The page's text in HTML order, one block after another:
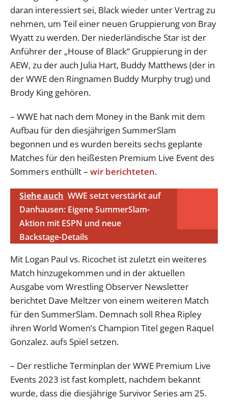
daran interessiert sei, Black wieder unter Vertrag zu
nehmen, um Teil einer neuen Gruppierung von Bray
Wyatt zu werden. Der niederländische Star ist der
Anführer der „House of Black“ Gruppierung in der
AEW, zu der auch Julia Hart, Buddy Matthews (der in
der WWE den Ringnamen Buddy Murphy trug) und
Brody King gehören.
– WWE hat nach dem Money in the Bank mit dem
Aufbau für den diesjährigen SummerSlam
begonnen und es wurden bereits sechs geplante
Matches für den heißesten Premium Live Event des
Sommers enthüllt – wir berichteten.
Siehe auch WWE setzt verstärkt auf
Danhausen: Eigene SummerSlam-
Aktion mit ESPN und neue
Backstage-Details
Mit Logan Paul vs. Ricochet ist zuletzt ein weiteres
Match hinzugekommen und in der aktuellen
Ausgabe vom Wrestling Observer Newsletter
berichtet Dave Meltzer von einem weiteren Match
für den SummerSlam. Demnach soll Rhea Ripley
ihren World Women’s Champion Titel gegen Raquel
Gonzalez. aufs Spiel setzen.
– Der restliche Terminplan der WWE Premium Live
Events 2023 ist fast komplett, nachdem bekannt
wurde, dass die diesjährige Survivor Series am 25.